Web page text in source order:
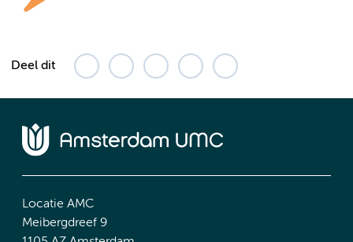
Deel dit
Locatie AMC
Meibergdreef 9